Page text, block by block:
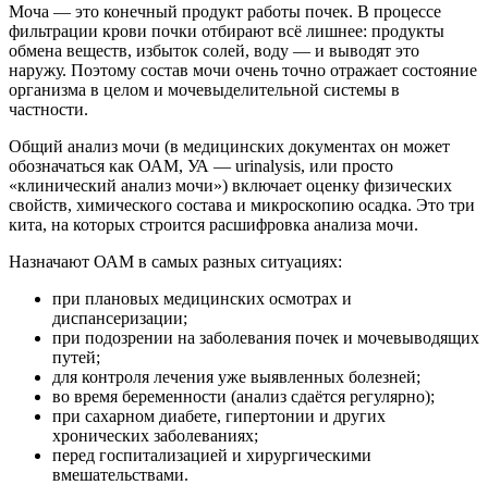
Моча — это конечный продукт работы почек. В процессе
фильтрации крови почки отбирают всё лишнее: продукты
обмена веществ, избыток солей, воду — и выводят это
наружу. Поэтому состав мочи очень точно отражает состояние
организма в целом и мочевыделительной системы в
частности.
Общий анализ мочи (в медицинских документах он может
обозначаться как ОАМ, УА — urinalysis, или просто
«клинический анализ мочи») включает оценку физических
свойств, химического состава и микроскопию осадка. Это три
кита, на которых строится расшифровка анализа мочи.
Назначают ОАМ в самых разных ситуациях:
при плановых медицинских осмотрах и
диспансеризации;
при подозрении на заболевания почек и мочевыводящих
путей;
для контроля лечения уже выявленных болезней;
во время беременности (анализ сдаётся регулярно);
при сахарном диабете, гипертонии и других
хронических заболеваниях;
перед госпитализацией и хирургическими
вмешательствами.